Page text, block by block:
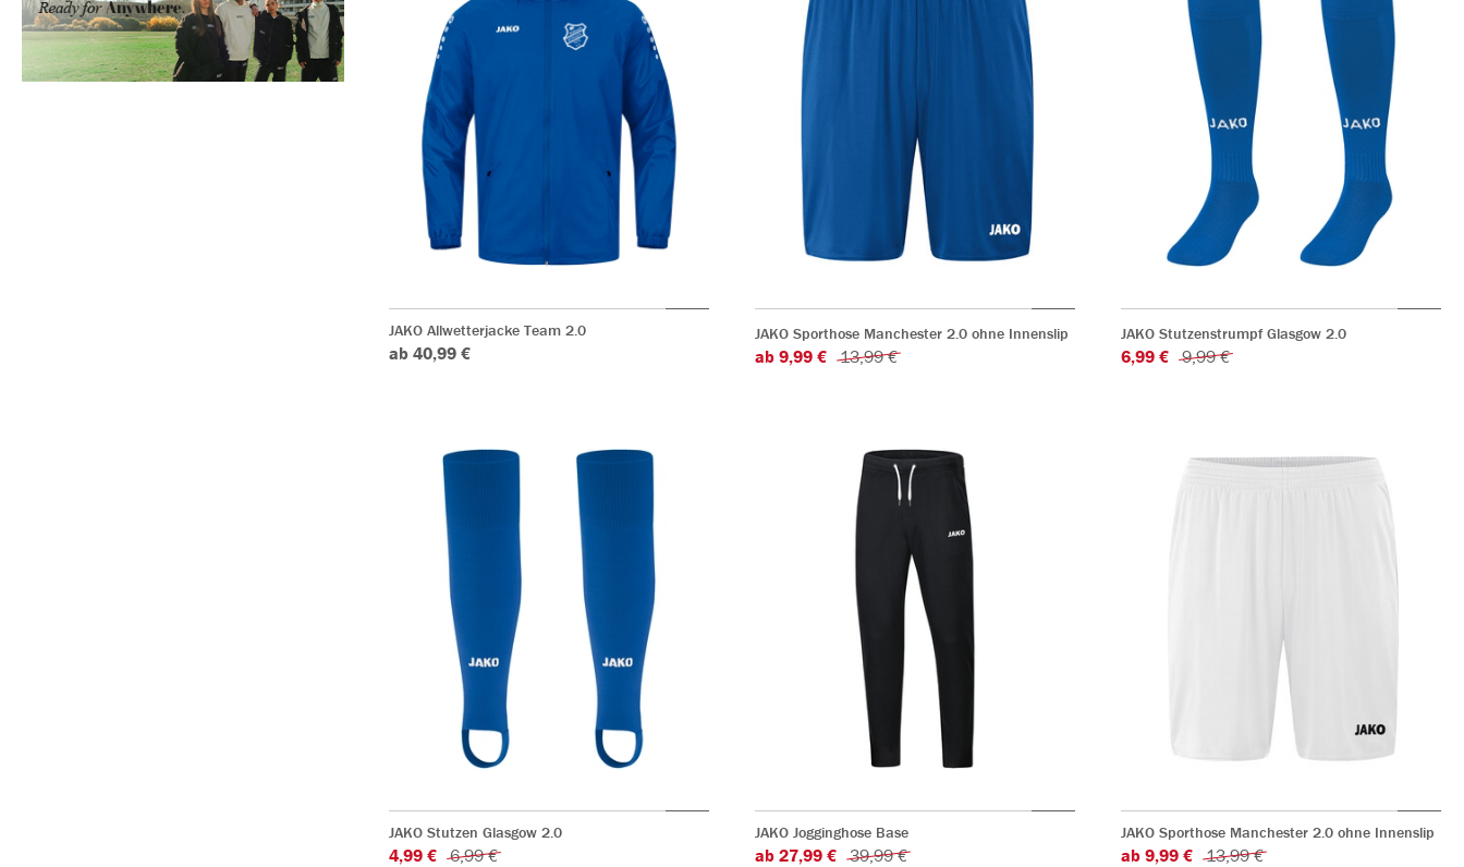
JAKO Allwetterjacke Team 2.0
ab 40,99 €
JAKO Sporthose Manchester 2.0 ohne Innenslip
ab 9,99 € 13,99 €
JAKO Stutzenstrumpf Glasgow 2.0
6,99 € 9,99 €
JAKO Stutzen Glasgow 2.0
4,99 € 6,99 €
JAKO Jogginghose Base
ab 27,99 € 39,99 €
JAKO Sporthose Manchester 2.0 ohne Innenslip
ab 9,99 € 13,99 €